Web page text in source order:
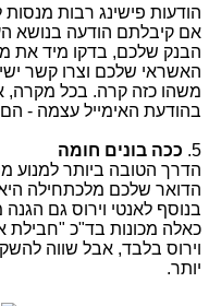
הודעות פישינג רבות
אם קיבלתם הודעה בנושא
הבנק שלכם, בדקו מיד את
האשראי שלכם וצרו קשר
משהו כזה קרה. בכל מקרה,
בהודעת האימייל עצמה - הם
5. ככה בונים חומה
הדרך הטובה ביותר למנוע
הדואר שלכם מלכתחילה
בנוסף לאנטי וירוס גם הגנה
כאלה מכונות בד"כ "חבילת
וירוס בלבד, אבל שווה
יותר.